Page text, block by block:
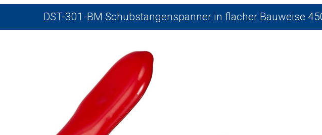
DST-301-BM Schubstangenspanner in flacher Bauweise